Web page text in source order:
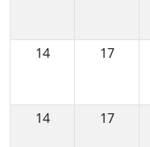
14
17
14
17